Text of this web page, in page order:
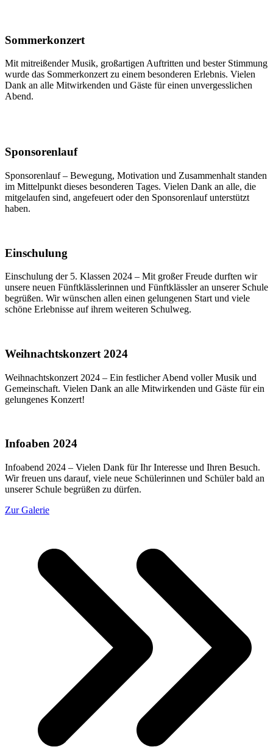
Sommerkonzert
Mit mitreißender Musik, großartigen Auftritten und bester Stimmung
wurde das Sommerkonzert zu einem besonderen Erlebnis. Vielen
Dank an alle Mitwirkenden und Gäste für einen unvergesslichen
Abend.
Sponsorenlauf
Sponsorenlauf – Bewegung, Motivation und Zusammenhalt standen
im Mittelpunkt dieses besonderen Tages. Vielen Dank an alle, die
mitgelaufen sind, angefeuert oder den Sponsorenlauf unterstützt
haben.
Einschulung
Einschulung der 5. Klassen 2024 – Mit großer Freude durften wir
unsere neuen Fünftklässlerinnen und Fünftklässler an unserer Schule
begrüßen. Wir wünschen allen einen gelungenen Start und viele
schöne Erlebnisse auf ihrem weiteren Schulweg.
Weihnachtskonzert 2024
Weihnachtskonzert 2024 – Ein festlicher Abend voller Musik und
Gemeinschaft. Vielen Dank an alle Mitwirkenden und Gäste für ein
gelungenes Konzert!
Infoaben 2024
Infoabend 2024 – Vielen Dank für Ihr Interesse und Ihren Besuch.
Wir freuen uns darauf, viele neue Schülerinnen und Schüler bald an
unserer Schule begrüßen zu dürfen.
Zur Galerie